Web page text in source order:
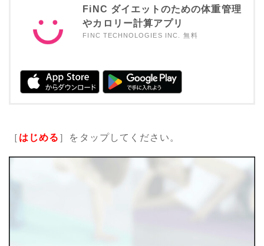
FiNC ダイエットのための体重管理
やカロリー計算アプリ
FINC TECHNOLOGIES INC. 無料
［ はじめる ］をタップしてください。